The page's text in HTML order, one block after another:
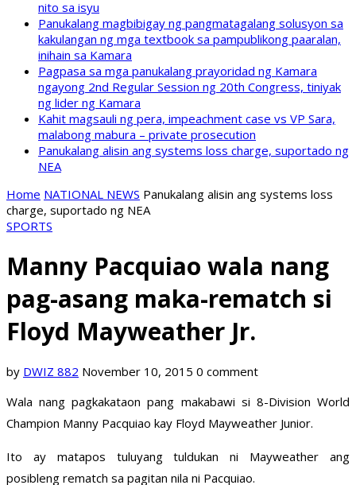
nito sa isyu
Panukalang magbibigay ng pangmatagalang solusyon sa
kakulangan ng mga textbook sa pampublikong paaralan,
inihain sa Kamara
Pagpasa sa mga panukalang prayoridad ng Kamara
ngayong 2nd Regular Session ng 20th Congress, tiniyak
ng lider ng Kamara
Kahit magsauli ng pera, impeachment case vs VP Sara,
malabong mabura – private prosecution
Panukalang alisin ang systems loss charge, suportado ng
NEA
Home NATIONAL NEWS Panukalang alisin ang systems loss
charge, suportado ng NEA
SPORTS
Manny Pacquiao wala nang
pag-asang maka-rematch si
Floyd Mayweather Jr.
by DWIZ 882 November 10, 2015 0 comment
Wala nang pagkakataon pang makabawi si 8-Division World
Champion Manny Pacquiao kay Floyd Mayweather Junior.
Ito ay matapos tuluyang tuldukan ni Mayweather ang
posibleng rematch sa pagitan nila ni Pacquiao.